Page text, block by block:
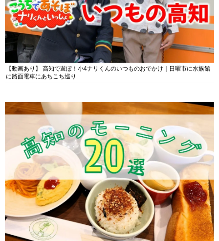
【動画あり】 高知で遊ぼ！小4ナリくんのいつものおでかけ｜日曜市に水族館
に路面電車にあちこち巡り